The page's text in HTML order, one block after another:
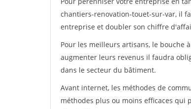
chantiers-renovation-touet-sur-var, il
entreprise et doubler son chiffre
Pour les meilleurs artisans, le bouche
augmenter leurs revenus il faudra
dans le secteur du bâtiment.
Avant internet, les méthodes de
méthodes plus ou moins efficaces